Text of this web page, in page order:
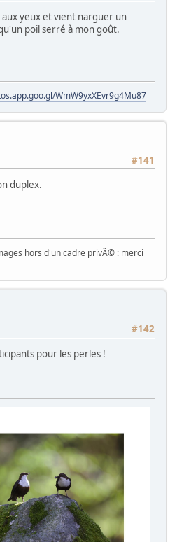
aux yeux et vient narguer un
poil serré à mon goût.
WmW9yxXEvr9g4Mu87
#141
duplex.
hors d'un cadre privÃ© : merci
#142
pour les perles !